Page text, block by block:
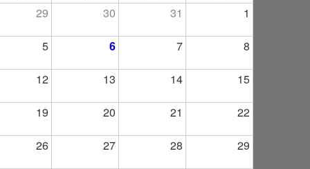
29 30 31 1
5 6 7 8
12 13 14 15
19 20 21 22
26 27 28 29